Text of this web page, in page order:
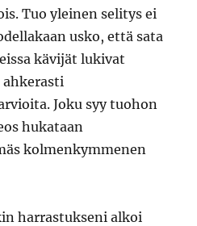
Tuo yleinen selitys ei
usko, että sata
kävijät lukivat
Joku syy tuohon
hukataan
kolmenkymmenen
harrastukseni alkoi